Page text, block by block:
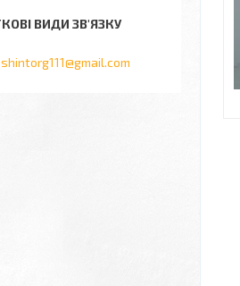
shintorg111@gmail.com